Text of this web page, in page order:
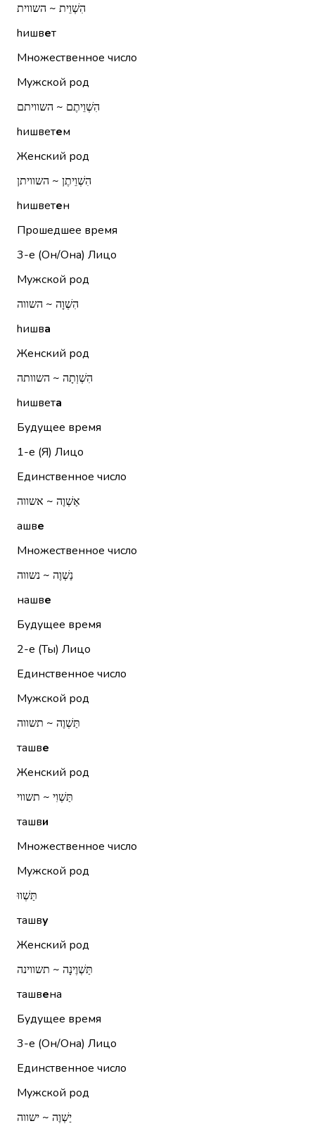
הִשְׁוֵית ~ השווית
hишвет
Множественное число
Мужской род
הִשְׁוֵיתֶם ~ השוויתם
hишветем
Женский род
הִשְׁוֵיתֶן ~ השוויתן
hишветен
Прошедшее время
3-е (Он/Она) Лицо
Мужской род
הִשְׁוָה ~ השווה
hишва
Женский род
הִשְׁוְתָה ~ השוותה
hишвета
Будущее время
1-е (Я) Лицо
Единственное число
אַשְׁוֶה ~ אשווה
ашве
Множественное число
נַשְׁוֶה ~ נשווה
нашве
Будущее время
2-е (Ты) Лицо
Единственное число
Мужской род
תַּשְׁוֶה ~ תשווה
ташве
Женский род
תַּשְׁוִי ~ תשווי
ташви
Множественное число
Мужской род
תַּשְׁווּ
ташву
Женский род
תַּשְׁוֶינָה ~ תשווינה
ташвена
Будущее время
3-е (Он/Она) Лицо
Единственное число
Мужской род
יַשְׁוֶה ~ ישווה